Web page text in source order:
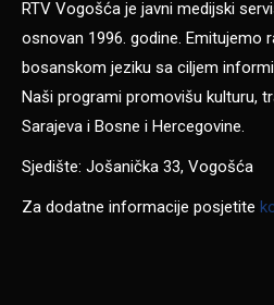
RTV Vogošća je javni medijski
osnovan 1996. godine. Emitujemo
bosanskom jeziku sa ciljem
Naši programi promovišu kulturu,
Sarajeva i Bosne i Hercegovine.
Sjedište: Jošanička 33, Vogošća
Za dodatne informacije posjetite